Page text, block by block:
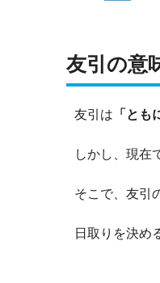
友引の意
友引は 「とも
しかし、現在
そこで、友引
日取りを決め